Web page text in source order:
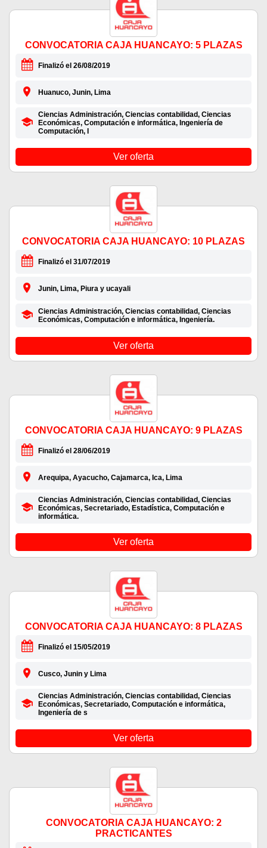
CONVOCATORIA CAJA HUANCAYO: 5 PLAZAS
Finalizó el 26/08/2019
Huanuco, Junin, Lima
Ciencias Administración, Ciencias contabilidad, Ciencias
Económicas, Computación e informática, Ingeniería de
Computación, I
Ver oferta
CONVOCATORIA CAJA HUANCAYO: 10 PLAZAS
Finalizó el 31/07/2019
Junin, Lima, Piura y ucayali
Ciencias Administración, Ciencias contabilidad, Ciencias
Económicas, Computación e informática, Ingeniería.
Ver oferta
CONVOCATORIA CAJA HUANCAYO: 9 PLAZAS
Finalizó el 28/06/2019
Arequipa, Ayacucho, Cajamarca, Ica, Lima
Ciencias Administración, Ciencias contabilidad, Ciencias
Económicas, Secretariado, Estadística, Computación e
informática.
Ver oferta
CONVOCATORIA CAJA HUANCAYO: 8 PLAZAS
Finalizó el 15/05/2019
Cusco, Junin y Lima
Ciencias Administración, Ciencias contabilidad, Ciencias
Económicas, Secretariado, Computación e informática,
Ingeniería de s
Ver oferta
CONVOCATORIA CAJA HUANCAYO: 2
PRACTICANTES